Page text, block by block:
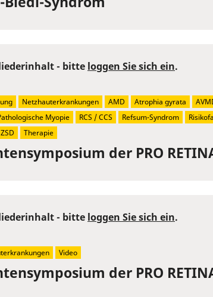
der PRO
- bitte loggen Sie sich ein.
Netzhauterkrankungen AMD Atrophia gyrata
Myopie RCS / CCS Refsum-Syndrom
ZSD Therapie
der PRO
- bitte loggen Sie sich ein.
Video